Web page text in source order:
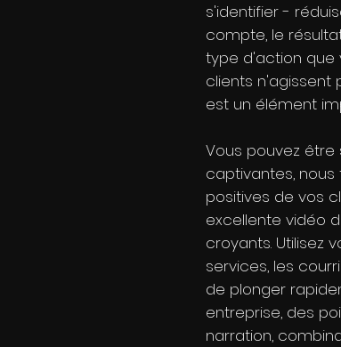
s'identifier -
compte, le
type d'action que
clients n'agissent
est un élément
Vous pouvez
captivantes,
positives de vos
excellente vidéo
croyants. Utilisez
services, les
de plonger
entreprise, des
narration,